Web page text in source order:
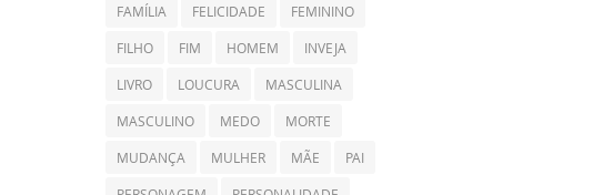
FAMÍLIA FELICIDADE FEMININO
FILHO FIM HOMEM INVEJA
LIVRO LOUCURA MASCULINA
MASCULINO MEDO MORTE
MUDANÇA MULHER MÃE PAI